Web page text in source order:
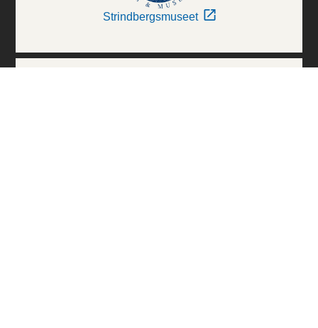
Strindbergsmuseet